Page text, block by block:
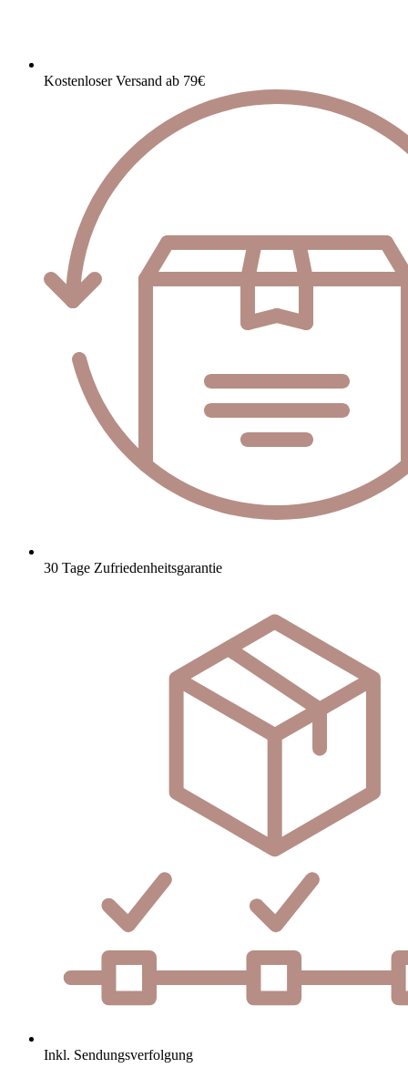
Kostenloser Versand ab 79€
30 Tage Zufriedenheitsgarantie
Inkl. Sendungsverfolgung